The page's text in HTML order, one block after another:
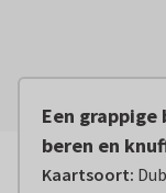
Een
beren en
Kaartsoort:
Vanaf: € 2,99